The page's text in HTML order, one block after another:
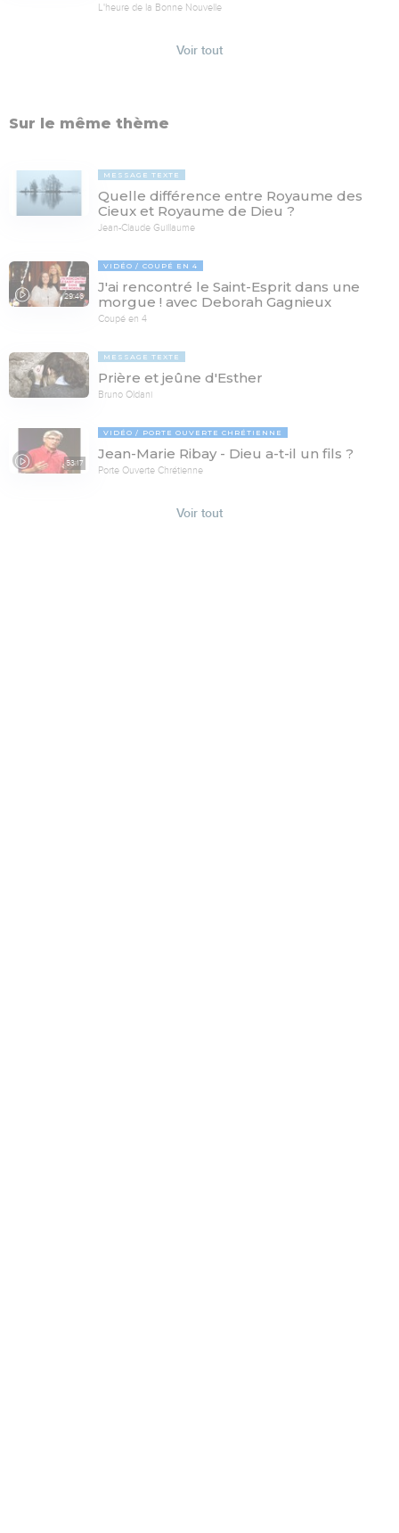
L'heure de la Bonne Nouvelle
Voir tout
Sur le même thème
MESSAGE TEXTE
Quelle différence entre Royaume des
Cieux et Royaume de Dieu ?
Jean-Claude Guillaume
29:46
VIDÉO COUPÉ EN 4
J'ai rencontré le Saint-Esprit dans une
morgue ! avec Deborah Gagnieux
Coupé en 4
MESSAGE TEXTE
Prière et jeûne d'Esther
Bruno Oldani
53:17
VIDÉO PORTE OUVERTE CHRÉTIENNE
Jean-Marie Ribay - Dieu a-t-il un fils ?
Porte Ouverte Chrétienne
Voir tout